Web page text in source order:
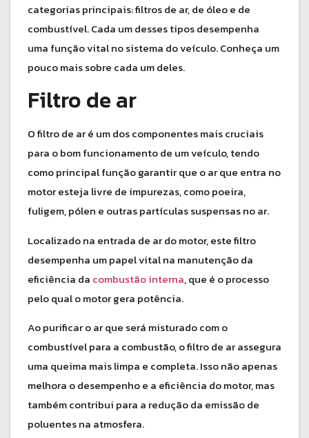
categorias principais: filtros de ar, de óleo e de
combustível. Cada um desses tipos desempenha
uma função vital no sistema do veículo. Conheça um
pouco mais sobre cada um deles.
Filtro de ar
O filtro de ar é um dos componentes mais cruciais
para o bom funcionamento de um veículo, tendo
como principal função garantir que o ar que entra no
motor esteja livre de impurezas, como poeira,
fuligem, pólen e outras partículas suspensas no ar.
Localizado na entrada de ar do motor, este filtro
desempenha um papel vital na manutenção da
eficiência da combustão interna, que é o processo
pelo qual o motor gera potência.
Ao purificar o ar que será misturado com o
combustível para a combustão, o filtro de ar assegura
uma queima mais limpa e completa. Isso não apenas
melhora o desempenho e a eficiência do motor, mas
também contribui para a redução da emissão de
poluentes na atmosfera.